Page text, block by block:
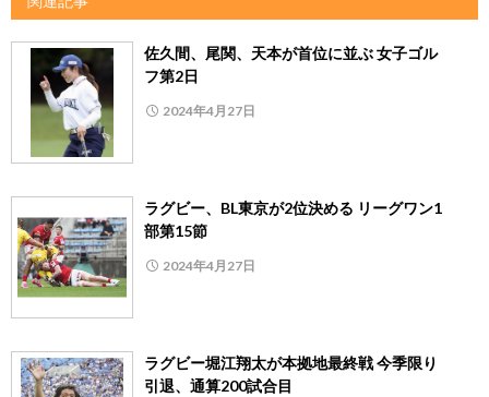
佐久間、尾関、天本が首位に並ぶ 女子ゴル
フ第2日
2024年4月27日
ラグビー、BL東京が2位決める リーグワン1
部第15節
2024年4月27日
ラグビー堀江翔太が本拠地最終戦 今季限り
引退、通算200試合目